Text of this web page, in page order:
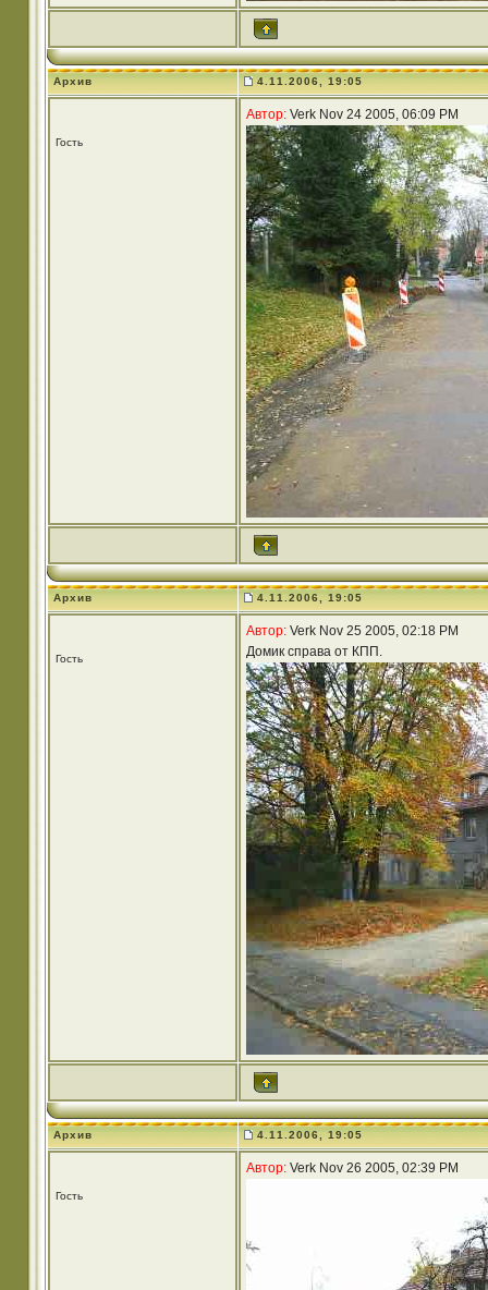
Архив 4.11.2006, 19:05
Гость
Автор:Verk Nov 24 2005, 06:09 PM
Архив 4.11.2006, 19:05
Гость
Автор:Verk Nov 25 2005, 02:18 PM
Домик справа от КПП.
Архив 4.11.2006, 19:05
Гость
Автор:Verk Nov 26 2005, 02:39 PM